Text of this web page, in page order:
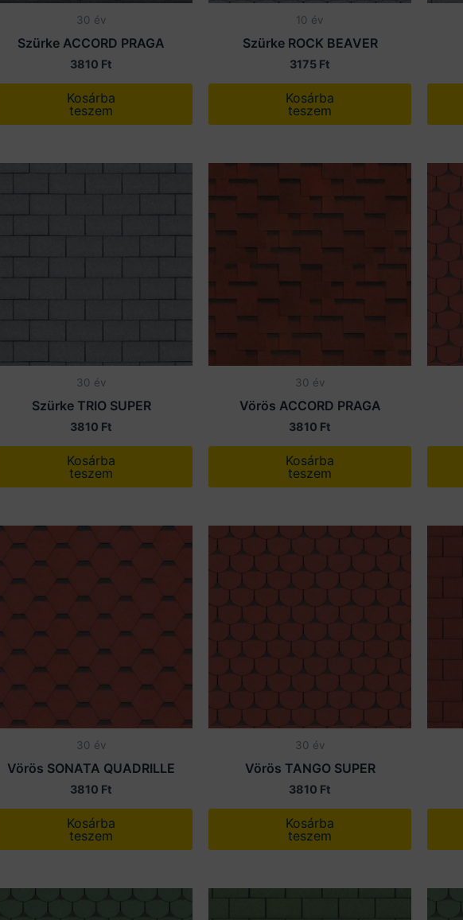
30 év
Szürke ACCORD PRAGA
3810 Ft
Kosárba
teszem
10 év
Szürke ROCK BEAVER
3175 Ft
Kosárba
teszem
30 év
Szürke TRIO SUPER
3810 Ft
Kosárba
teszem
30 év
Vörös ACCORD PRAGA
3810 Ft
Kosárba
teszem
30 év
Vörös SONATA QUADRILLE
3810 Ft
Kosárba
teszem
30 év
Vörös TANGO SUPER
3810 Ft
Kosárba
teszem